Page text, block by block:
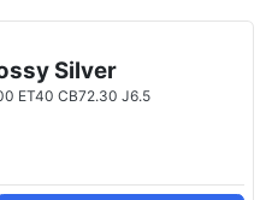
Silver
ET40 CB72.30 J6.5